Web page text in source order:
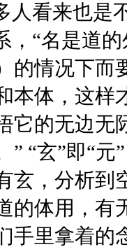
人看来也是
，“名是道
的情况下而
本体，这样
它的无边无
” “玄”即“
玄，分析到
的体用，有
手里拿着的